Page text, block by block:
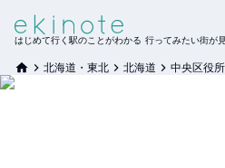
はじめて行く駅のことがわかる 行ってみたい街が
北海道・東北 北海道 中央区役